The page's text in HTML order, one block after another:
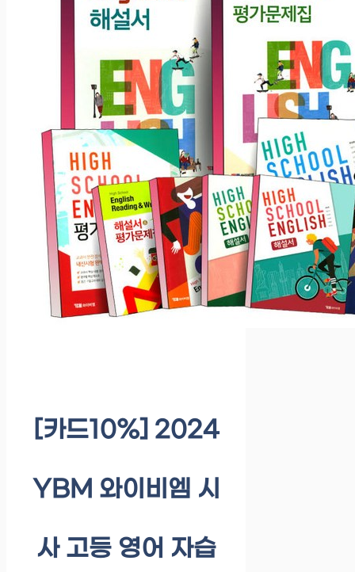
[카드10%] 2024
YBM 와이비엠 시
사 고등 영어 자습